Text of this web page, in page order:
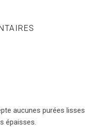
aucunes purées lisses
épaisses.